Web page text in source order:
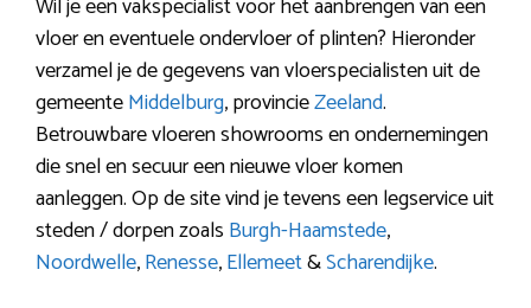
Wil je een vakspecialist voor het aanbrengen van een
vloer en eventuele ondervloer of plinten? Hieronder
verzamel je de gegevens van vloerspecialisten uit de
gemeenteMiddelburg, provincieZeeland.
Betrouwbare vloeren showrooms en ondernemingen
die snel en secuur een nieuwe vloer komen
aanleggen. Op de site vind je tevens een legservice uit
steden / dorpen zoals Burgh-Haamstede,
Noordwelle,Renesse,Ellemeet&Scharendijke.